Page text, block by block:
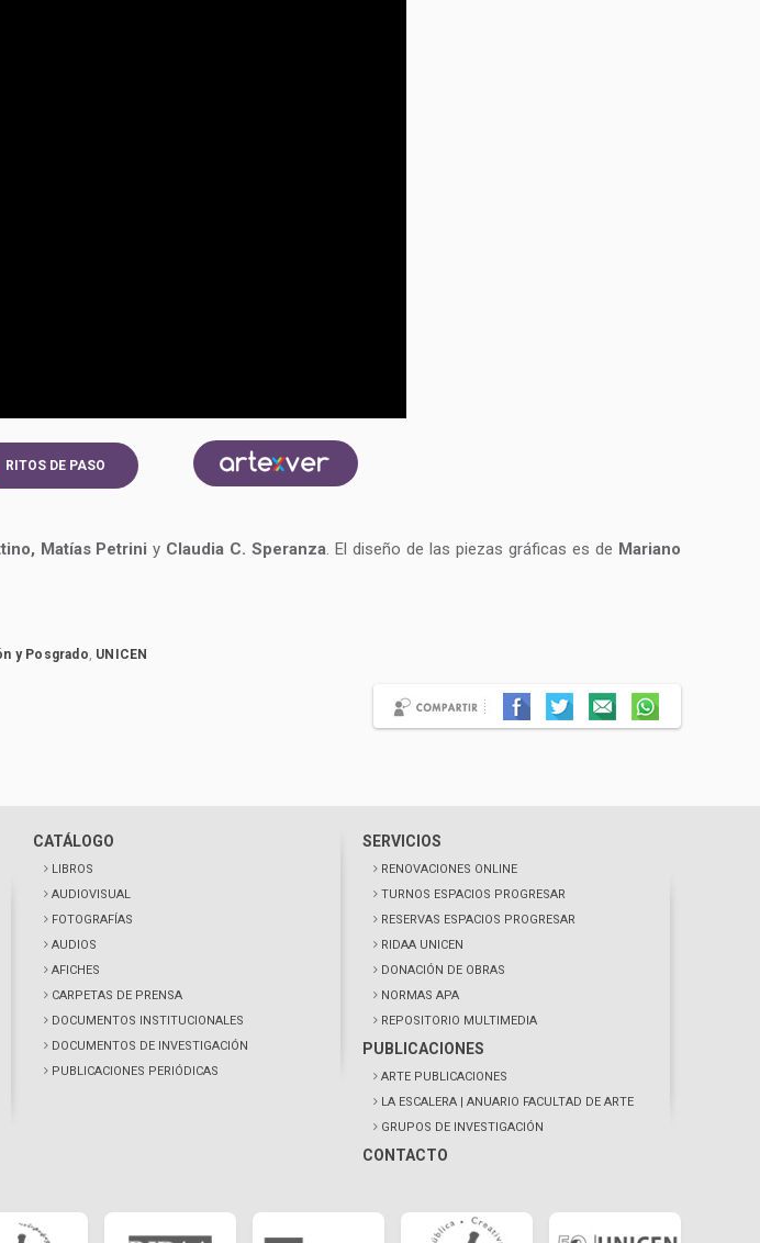
RITOS DE PASO
Matías Petrini y Claudia C. Speranza. El diseño de las piezas gráficas es de Mariano
y Posgrado, UNICEN
CATÁLOGO
LIBROS
AUDIOVISUAL
FOTOGRAFÍAS
AUDIOS
AFICHES
CARPETAS DE PRENSA
DOCUMENTOS INSTITUCIONALES
DOCUMENTOS DE INVESTIGACIÓN
PUBLICACIONES PERIÓDICAS
SERVICIOS
RENOVACIONES ONLINE
TURNOS ESPACIOS PROGRESAR
RESERVAS ESPACIOS PROGRESAR
RIDAA UNICEN
DONACIÓN DE OBRAS
NORMAS APA
REPOSITORIO MULTIMEDIA
PUBLICACIONES
ARTE PUBLICACIONES
LA ESCALERA | ANUARIO FACULTAD DE ARTE
GRUPOS DE INVESTIGACIÓN
CONTACTO